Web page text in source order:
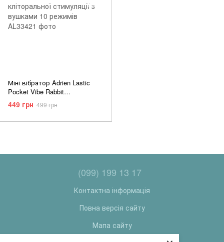
Міні вібратор Adrien Lastic
Pocket Vibe Rabbit
силіконовий для кліторальної
стимуляції з вушками 10
449 грн 499 грн
(099) 199 13 17
Контактна інформація
Повна версія сайту
Мапа сайту